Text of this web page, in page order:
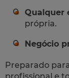
Qualquer
própria.
Negócio
Preparado
profissional e